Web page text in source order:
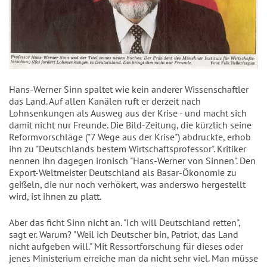
Hans-Werner Sinn spaltet wie kein anderer Wissenschaftler
das Land. Auf allen Kanälen ruft er derzeit nach
Lohnsenkungen als Ausweg aus der Krise - und macht sich
damit nicht nur Freunde. Die Bild-Zeitung, die kürzlich seine
Reformvorschläge ("7 Wege aus der Krise") abdruckte, erhob
ihn zu "Deutschlands bestem Wirtschaftsprofessor". Kritiker
nennen ihn dagegen ironisch "Hans-Werner von Sinnen". Den
Export-Weltmeister Deutschland als Basar-Ökonomie zu
geißeln, die nur noch verhökert, was anderswo hergestellt
wird, ist ihnen zu platt.
Aber das ficht Sinn nicht an. "Ich will Deutschland retten",
sagt er. Warum? "Weil ich Deutscher bin, Patriot, das Land
nicht aufgeben will." Mit Ressortforschung für dieses oder
jenes Ministerium erreiche man da nicht sehr viel. Man müsse